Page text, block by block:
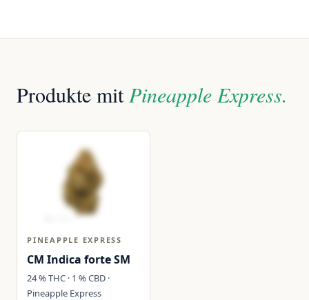
Produkte mitPineapple Express.
PINEAPPLE EXPRESS
CM Indica forte SM
24 % THC · 1 % CBD ·
Pineapple Express